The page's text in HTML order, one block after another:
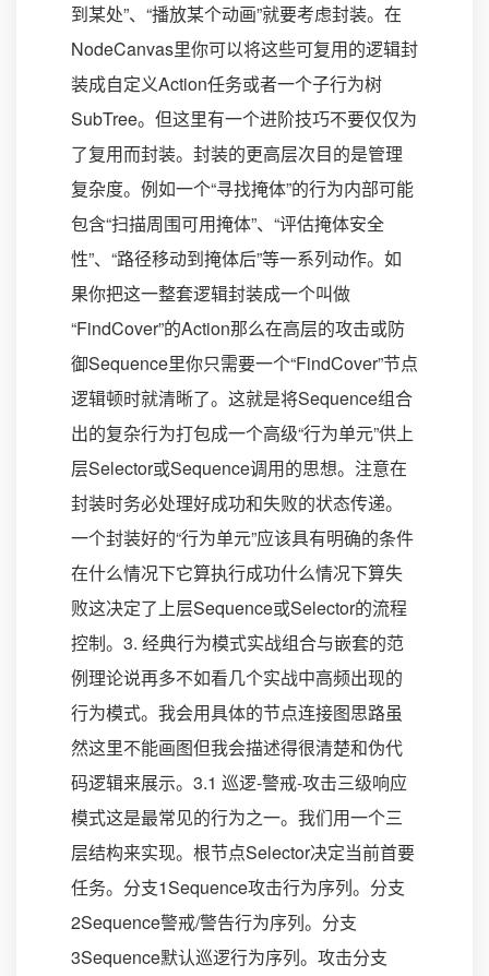
到某处”、“播放某个动画”就要考虑封装。在
NodeCanvas里你可以将这些可复用的逻辑封
装成自定义Action任务或者一个子行为树
SubTree。但这里有一个进阶技巧不要仅仅为
了复用而封装。封装的更高层次目的是管理
复杂度。例如一个“寻找掩体”的行为内部可能
包含“扫描周围可用掩体”、“评估掩体安全
性”、“路径移动到掩体后”等一系列动作。如
果你把这一整套逻辑封装成一个叫做
“FindCover”的Action那么在高层的攻击或防
御Sequence里你只需要一个“FindCover”节点
逻辑顿时就清晰了。这就是将Sequence组合
出的复杂行为打包成一个高级“行为单元”供上
层Selector或Sequence调用的思想。注意在
封装时务必处理好成功和失败的状态传递。
一个封装好的“行为单元”应该具有明确的条件
在什么情况下它算执行成功什么情况下算失
败这决定了上层Sequence或Selector的流程
控制。3. 经典行为模式实战组合与嵌套的范
例理论说再多不如看几个实战中高频出现的
行为模式。我会用具体的节点连接图思路虽
然这里不能画图但我会描述得很清楚和伪代
码逻辑来展示。3.1 巡逻-警戒-攻击三级响应
模式这是最常见的行为之一。我们用一个三
层结构来实现。根节点Selector决定当前首要
任务。分支1Sequence攻击行为序列。分支
2Sequence警戒/警告行为序列。分支
3Sequence默认巡逻行为序列。攻击分支